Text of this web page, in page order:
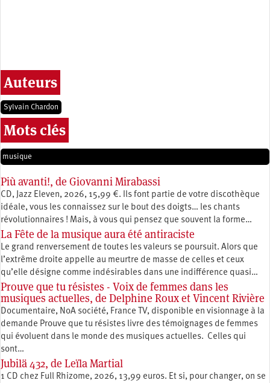
Auteurs
Sylvain Chardon
Mots clés
musique
Più avanti!, de Giovanni Mirabassi
CD, Jazz Eleven, 2026, 15,99 €. Ils font partie de votre discothèque
idéale, vous les connaissez sur le bout des doigts… les chants
révolutionnaires ! Mais, à vous qui pensez que souvent la forme…
La Fête de la musique aura été antiraciste
Le grand renversement de toutes les valeurs se poursuit. Alors que
l’extrême droite appelle au meurtre de masse de celles et ceux
qu’elle désigne comme indésirables dans une indifférence quasi…
Prouve que tu résistes - Voix de femmes dans les
musiques actuelles, de Delphine Roux et Vincent Rivière
Documentaire, NoA société, France TV, disponible en visionnage à la
demande Prouve que tu résistes livre des témoignages de femmes
qui évoluent dans le monde des musiques actuelles. Celles qui
sont…
Jubilä 432, de Leïla Martial
1 CD chez Full Rhizome, 2026, 13,99 euros. Et si, pour changer, on se